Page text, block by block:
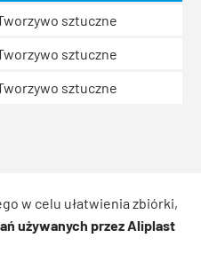
sztuczne
sztuczne
sztuczne
w celu ułatwienia zbiórki,
używanych przez Aliplast